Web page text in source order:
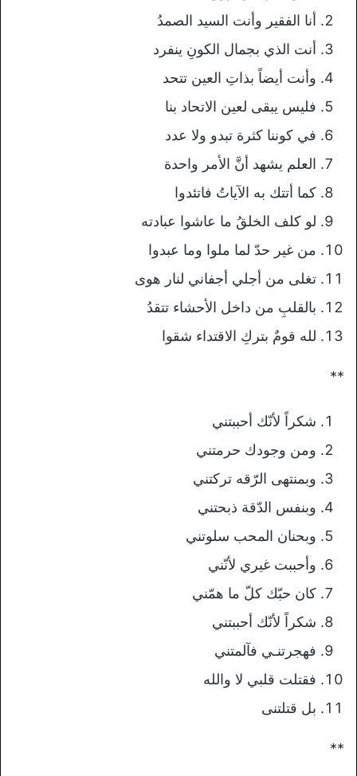
أنا الفقير وأنت السيد الصمدُ
أنت الذي بجمال الكونِ ينفرد
وأنت أيضاً بذاتِ العين تتحد
فليس يبقى لعين الاتحاد بنا
في كوننا كثرة تبدو ولا عدد
العلم يشهد أنَّ الأمر واحدة
كما أتتك به الآياتُ فاتئدوا
لو كلف الخلقُ ما عاشوا عبادته
من غير حدّ لما ملوا وما عبدوا
تغلى من أجلي أجفاني لنار هوى
بالقلبِ من داخل الأحشاء تتقدُ
لله قومٌ بتركِ الاقتداء شقوا
**
شكراً لأنّك أحببتني
ومن وجودك حرمتني
وبمنتهى الرّقه تركتني
وبنفس الدّقة ذبحتني
وبحنان المحب سلوتني
وأحببت غيري لأنّني
كان حبّك كلّ ما همّني
شكراً لأنّك أحببتني
فهجرتنـي فآلمتني
فقتلت قلبي لا والله
بل قتلتنى
**